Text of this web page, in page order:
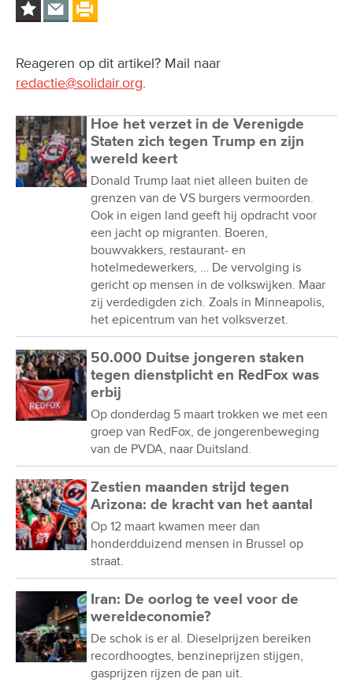
Reageren op dit artikel? Mail naar
redactie@solidair.org.
Hoe het verzet in de Verenigde
Staten zich tegen Trump en zijn
wereld keert
Donald Trump laat niet alleen buiten de
grenzen van de VS burgers vermoorden.
Ook in eigen land geeft hij opdracht voor
een jacht op migranten. Boeren,
bouwvakkers, restaurant- en
hotelmedewerkers, … De vervolging is
gericht op mensen in de volkswijken. Maar
zij verdedigden zich. Zoals in Minneapolis,
het epicentrum van het volksverzet.
50.000 Duitse jongeren staken
tegen dienstplicht en RedFox was
erbij
Op donderdag 5 maart trokken we met een
groep van RedFox, de jongerenbeweging
van de PVDA, naar Duitsland.
Zestien maanden strijd tegen
Arizona: de kracht van het aantal
Op 12 maart kwamen meer dan
honderdduizend mensen in Brussel op
straat.
Iran: De oorlog te veel voor de
wereldeconomie?
De schok is er al. Dieselprijzen bereiken
recordhoogtes, benzineprijzen stijgen,
gasprijzen rijzen de pan uit.